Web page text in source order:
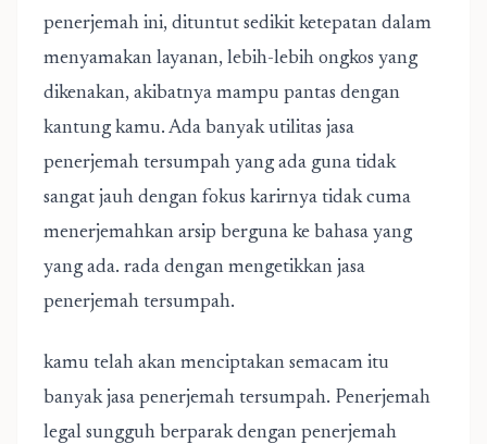
penerjemah ini, dituntut sedikit ketepatan dalam
menyamakan layanan, lebih-lebih ongkos yang
dikenakan, akibatnya mampu pantas dengan
kantung kamu. Ada banyak utilitas jasa
penerjemah tersumpah yang ada guna tidak
sangat jauh dengan fokus karirnya tidak cuma
menerjemahkan arsip berguna ke bahasa yang
yang ada. rada dengan mengetikkan jasa
penerjemah tersumpah.
kamu telah akan menciptakan semacam itu
banyak jasa penerjemah tersumpah. Penerjemah
legal sungguh berparak dengan penerjemah